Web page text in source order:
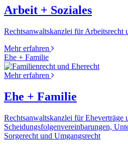
Arbeit + Soziales
Rechtsanwaltskanzlei für Arbeitsrecht
Mehr erfahren
Ehe + Familie
Mehr erfahren
Ehe + Familie
Rechtsanwaltskanzlei für Eheverträge
Scheidungsfolgenvereinbarungen,
Sorgerecht und Umgangsrecht